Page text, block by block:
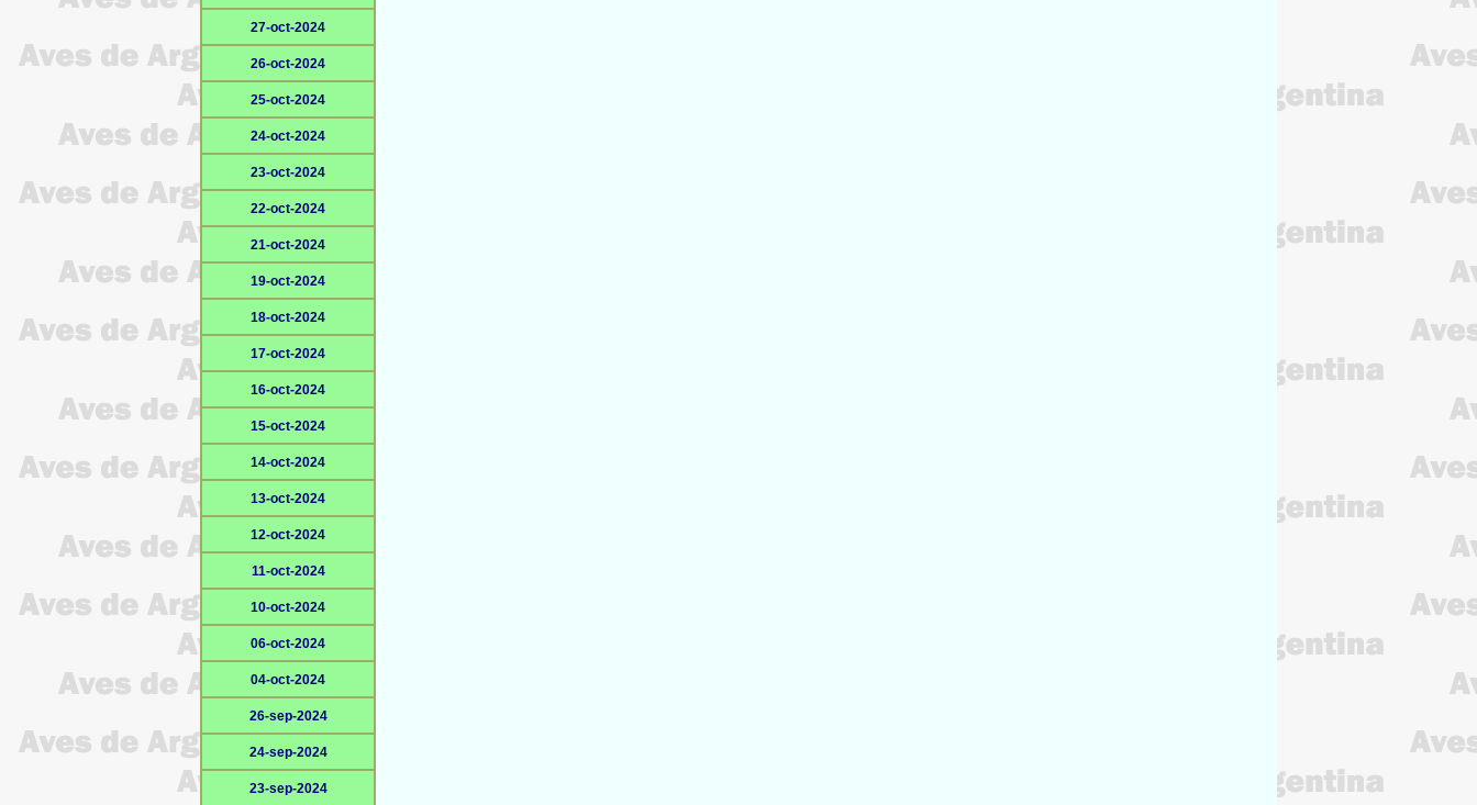
27-oct-2024
26-oct-2024
25-oct-2024
24-oct-2024
23-oct-2024
22-oct-2024
21-oct-2024
19-oct-2024
18-oct-2024
17-oct-2024
16-oct-2024
15-oct-2024
14-oct-2024
13-oct-2024
12-oct-2024
11-oct-2024
10-oct-2024
06-oct-2024
04-oct-2024
26-sep-2024
24-sep-2024
23-sep-2024